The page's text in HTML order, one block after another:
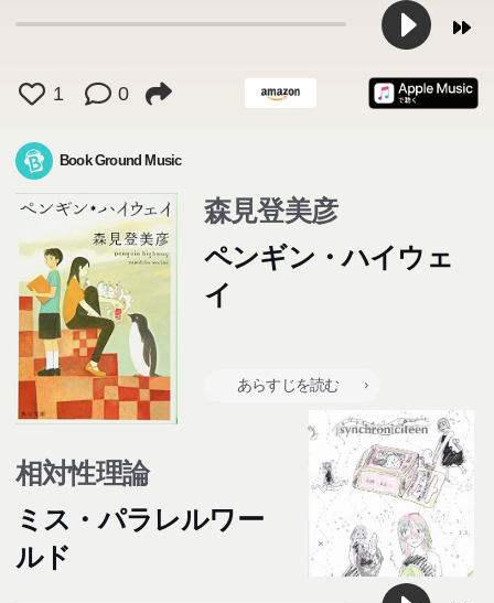
1 0
Book Ground Music
森見登美彦
ペンギン・ハイウェ
イ
あらすじを読む
相対性理論
ミス・パラレルワー
ルド